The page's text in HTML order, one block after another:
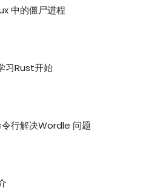
中的僵尸进程
习Rust开始
令行解决Wordle 问题